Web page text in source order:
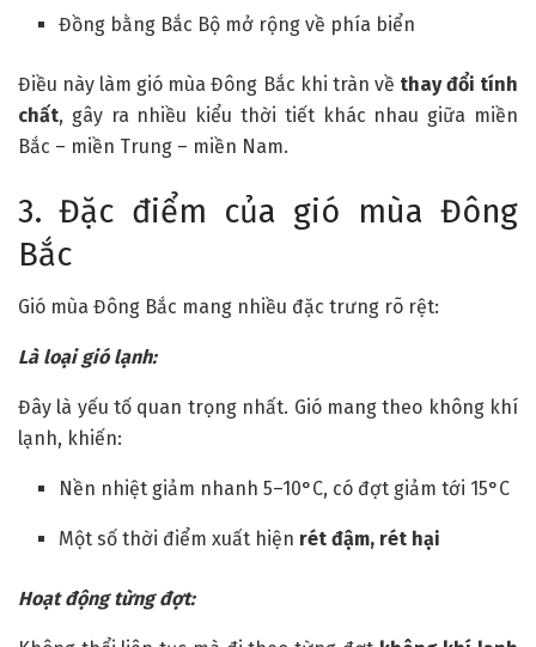
Đồng bằng Bắc Bộ mở rộng về phía biển
Điều này làm gió mùa Đông Bắc khi tràn về thay đổi tính
chất, gây ra nhiều kiểu thời tiết khác nhau giữa miền
Bắc – miền Trung – miền Nam.
3. Đặc điểm của gió mùa Đông
Bắc
Gió mùa Đông Bắc mang nhiều đặc trưng rõ rệt:
Là loại gió lạnh:
Đây là yếu tố quan trọng nhất. Gió mang theo không khí
lạnh, khiến:
Nền nhiệt giảm nhanh 5–10°C, có đợt giảm tới 15°C
Một số thời điểm xuất hiện rét đậm, rét hại
Hoạt động từng đợt: